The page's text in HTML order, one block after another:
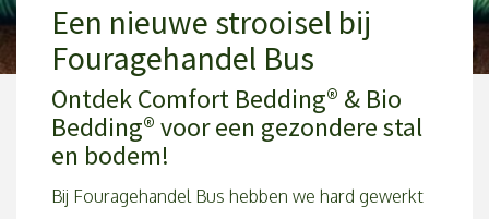
Een nieuwe strooisel bij
Fouragehandel Bus
29 januari 2025
ByTheo Bus
Ontdek Comfort Bedding® & Bio
Bedding® voor een gezondere stal
en bodem!
Bij Fouragehandel Bus hebben we hard gewerkt